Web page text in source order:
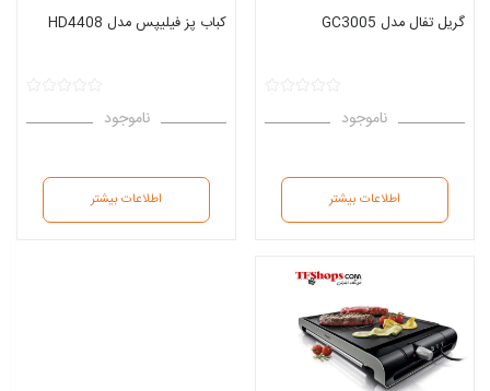
گریل تفال مدل GC3005
ناموجود
اطلاعات بیشتر
کباب پز فیلیپس مدل HD4408
ناموجود
اطلاعات بیشتر